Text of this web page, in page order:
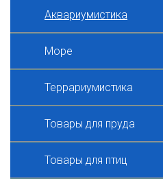
Аквариумистика
Море
Террариумистика
Товары для пруда
Товары для птиц